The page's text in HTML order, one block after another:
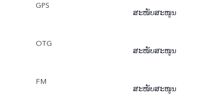
GPS
ສະໜັບສະໜູນ
OTG
ສະໜັບສະໜູນ
FM
ສະໜັບສະໜູນ